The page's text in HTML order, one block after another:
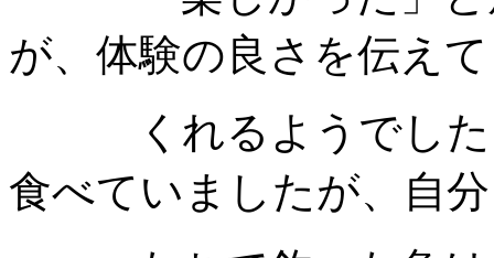
が、体験の良さを伝えて
くれるようでした。
食べていましたが、自分